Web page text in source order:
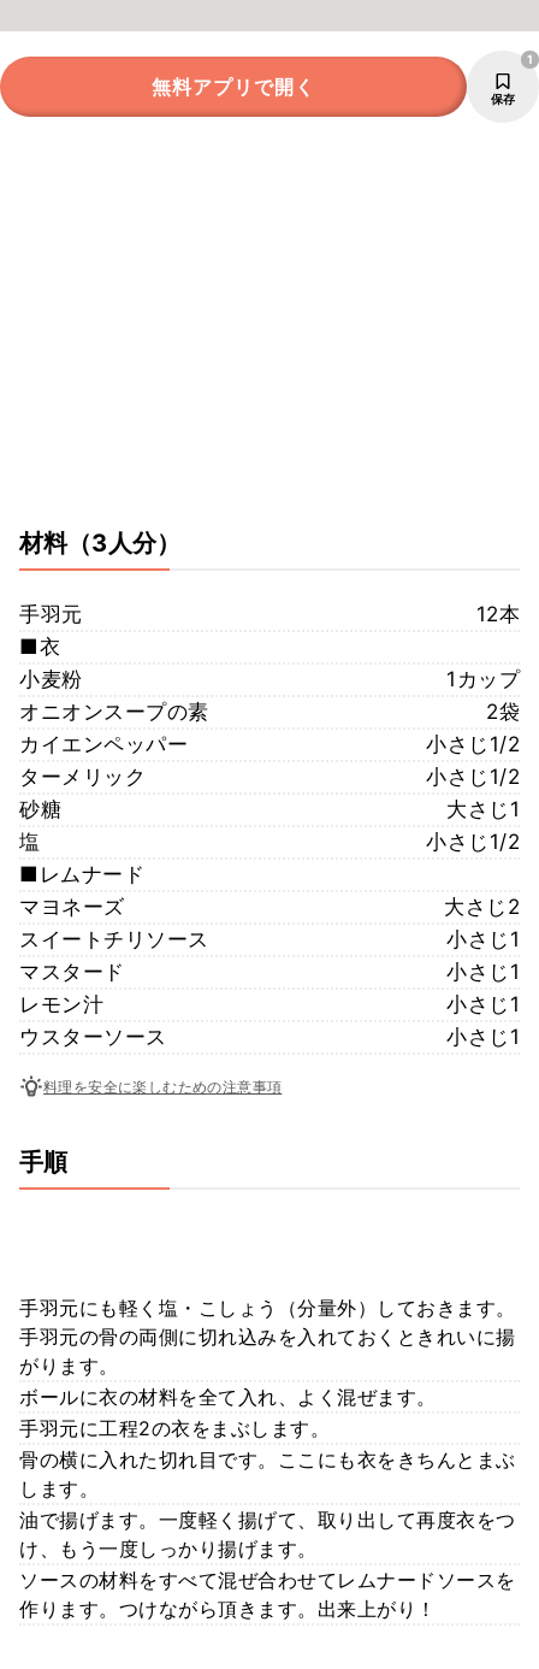
無料アプリで開く 保存
1
材料（3人分）
手羽元
12本
■衣
小麦粉
1カップ
オニオンスープの素
2袋
カイエンペッパー
小さじ1/2
ターメリック
小さじ1/2
砂糖
大さじ1
塩
小さじ1/2
■レムナード
マヨネーズ
大さじ2
スイートチリソース
小さじ1
マスタード
小さじ1
レモン汁
小さじ1
ウスターソース
小さじ1
料理を安全に楽しむための注意事項
手順
手羽元にも軽く塩・こしょう（分量外）しておきます。
手羽元の骨の両側に切れ込みを入れておくときれいに揚
がります。
ボールに衣の材料を全て入れ、よく混ぜます。
手羽元に工程2の衣をまぶします。
骨の横に入れた切れ目です。ここにも衣をきちんとまぶ
します。
油で揚げます。一度軽く揚げて、取り出して再度衣をつ
け、もう一度しっかり揚げます。
ソースの材料をすべて混ぜ合わせてレムナードソースを
作ります。つけながら頂きます。出来上がり！